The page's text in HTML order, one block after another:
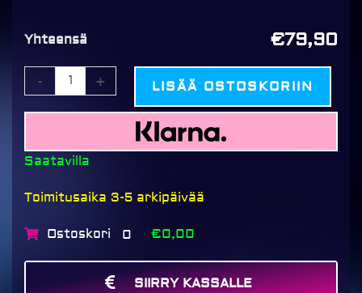
Yhteensä €79,90
- + LISÄÄ OSTOSKORIIN
Saatavilla
Toimitusaika 3-5 arkipäivää
Ostoskori 0 €0,00
SIIRRY KASSALLE